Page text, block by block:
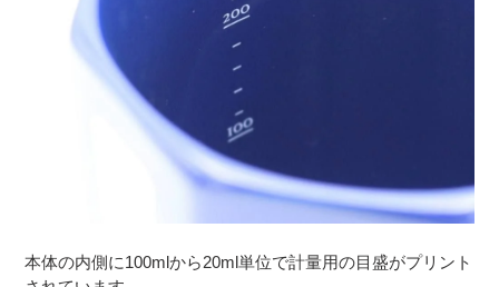
本体の内側に100mlから20ml単位で計量用の目盛がプリント